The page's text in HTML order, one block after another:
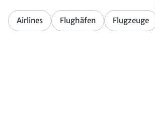
Airlines Flughäfen Flugzeuge